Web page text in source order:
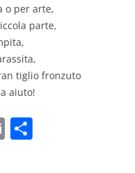
o per arte,
parte,
tiglio fronzuto
aiuto!
E